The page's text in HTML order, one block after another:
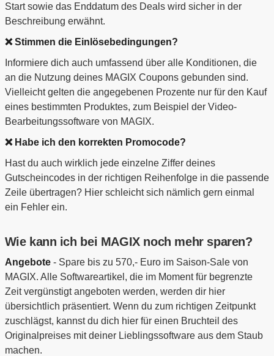
Start sowie das Enddatum des Deals wird sicher in der
Beschreibung erwähnt.
❌ Stimmen die Einlösebedingungen?
Informiere dich auch umfassend über alle Konditionen, die
an die Nutzung deines MAGIX Coupons gebunden sind.
Vielleicht gelten die angegebenen Prozente nur für den Kauf
eines bestimmten Produktes, zum Beispiel der Video-
Bearbeitungssoftware von MAGIX.
❌ Habe ich den korrekten Promocode?
Hast du auch wirklich jede einzelne Ziffer deines
Gutscheincodes in der richtigen Reihenfolge in die passende
Zeile übertragen? Hier schleicht sich nämlich gern einmal
ein Fehler ein.
Wie kann ich bei MAGIX noch mehr sparen?
Angebote- Spare bis zu 570,- Euro im Saison-Sale von
MAGIX. Alle Softwareartikel, die im Moment für begrenzte
Zeit vergünstigt angeboten werden, werden dir hier
übersichtlich präsentiert. Wenn du zum richtigen Zeitpunkt
zuschlägst, kannst du dich hier für einen Bruchteil des
Originalpreises mit deiner Lieblingssoftware aus dem Staub
machen.